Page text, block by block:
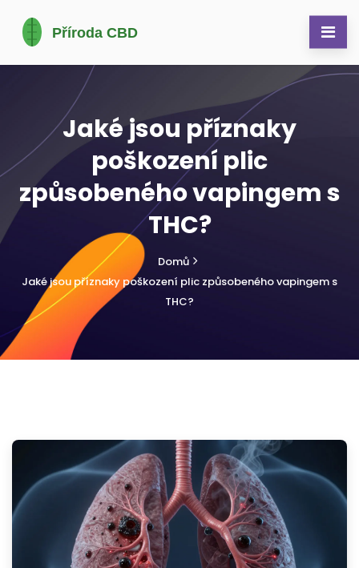
Jaké jsou příznaky
poškození plic
způsobeného vapingem s
THC?
Domů
Jaké jsou příznaky poškození plic způsobeného vapingem s
THC?